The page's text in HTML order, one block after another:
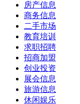
房产信息
商务信息
二手市场
教育培训
求职招聘
招商加盟
创业投资
展会信息
旅游信息
休闲娱乐